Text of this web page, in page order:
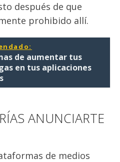
después de que
prohibido allí.
de aumentar tus
en tus aplicaciones
ANUNCIARTE
de medios